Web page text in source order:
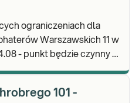
ograniczeniach dla
Warszawskich 11 w
101 -